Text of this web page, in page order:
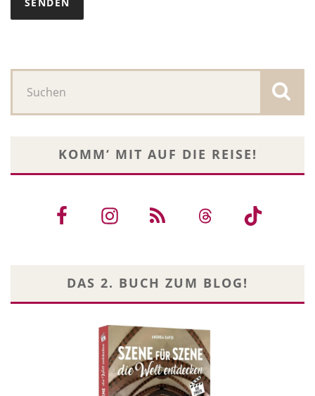
KOMM‘ MIT AUF DIE REISE!
DAS 2. BUCH ZUM BLOG!